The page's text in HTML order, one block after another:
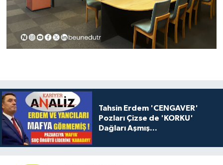
Tahsin Erdem 'CENGAVER'
Pozları Çizse de 'KORKU'
Dağları Aşmış...